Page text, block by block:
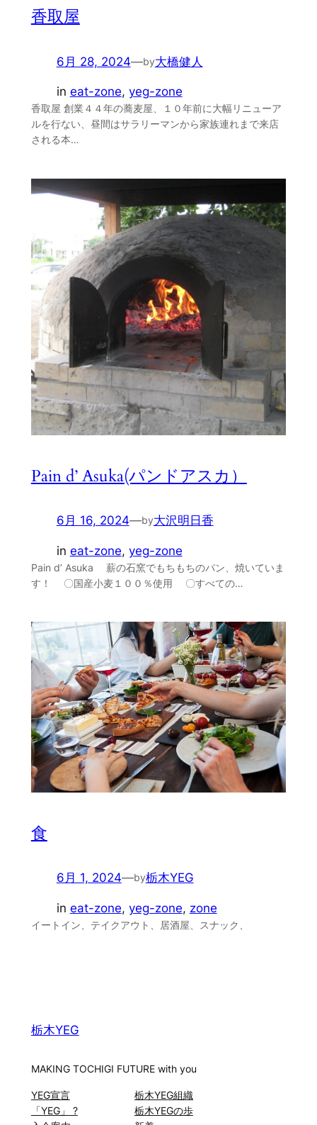
香取屋
6月 28, 2024—by大橋健人
in eat-zone, yeg-zone
香取屋 創業４４年の蕎麦屋、１０年前に大幅リニューア
ルを行ない、昼間はサラリーマンから家族連れまで来店
される本…
Pain d’ Asuka(パンドアスカ）
6月 16, 2024—by大沢明日香
in eat-zone, yeg-zone
Pain d’ Asuka 薪の石窯でもちもちのパン、焼いていま
す！ 〇国産小麦１００％使用 〇すべての…
食
6月 1, 2024—by栃木YEG
in eat-zone, yeg-zone, zone
イートイン、テイクアウト、居酒屋、スナック、
栃木YEG
MAKING TOCHIGI FUTURE with you
YEG宣言
「YEG」 ?
栃木YEG組織
栃木YEGの歩